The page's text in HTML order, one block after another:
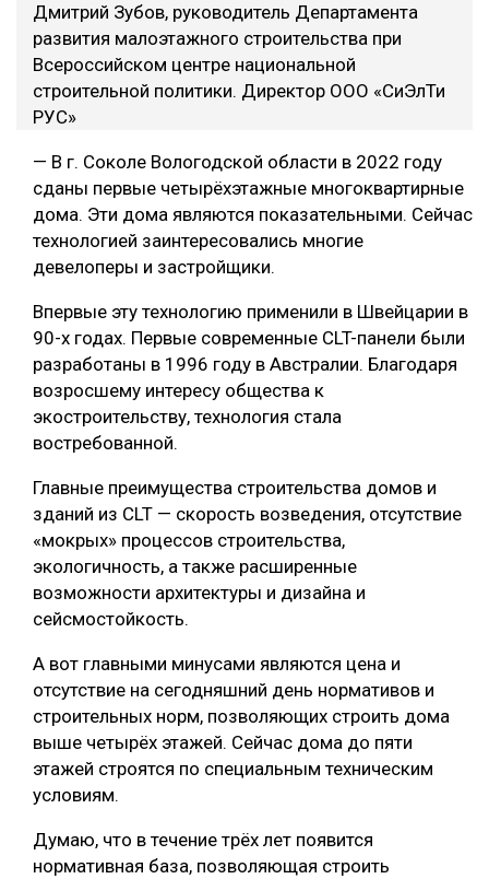
Дмитрий Зубов, руководитель Департамента
развития малоэтажного строительства при
Всероссийском центре национальной
строительной политики. Директор ООО «СиЭлТи
РУС»
— В г. Соколе Вологодской области в 2022 году
сданы первые четырёхэтажные многоквартирные
дома. Эти дома являются показательными. Сейчас
технологией заинтересовались многие
девелоперы и застройщики.
Впервые эту технологию применили в Швейцарии в
90-х годах. Первые современные CLT-панели были
разработаны в 1996 году в Австралии. Благодаря
возросшему интересу общества к
экостроительству, технология стала
востребованной.
Главные преимущества строительства домов и
зданий из CLT — скорость возведения, отсутствие
«мокрых» процессов строительства,
экологичность, а также расширенные
возможности архитектуры и дизайна и
сейсмостойкость.
А вот главными минусами являются цена и
отсутствие на сегодняшний день нормативов и
строительных норм, позволяющих строить дома
выше четырёх этажей. Сейчас дома до пяти
этажей строятся по специальным техническим
условиям.
Думаю, что в течение трёх лет появится
нормативная база, позволяющая строить